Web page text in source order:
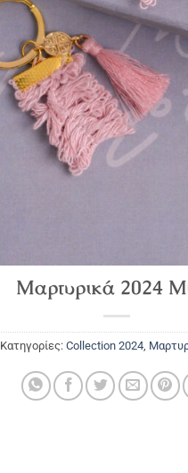
Μαρτυρικά 2024
Κατηγορίες: Collection 2024,